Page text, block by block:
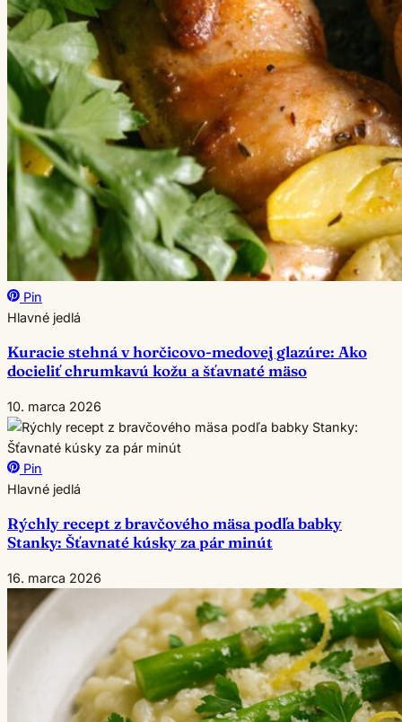
Pin
Hlavné jedlá
Kuracie stehná v horčicovo-medovej glazúre: Ako
docieliť chrumkavú kožu a šťavnaté mäso
10. marca 2026
Pin
Hlavné jedlá
Rýchly recept z bravčového mäsa podľa babky
Stanky: Šťavnaté kúsky za pár minút
16. marca 2026